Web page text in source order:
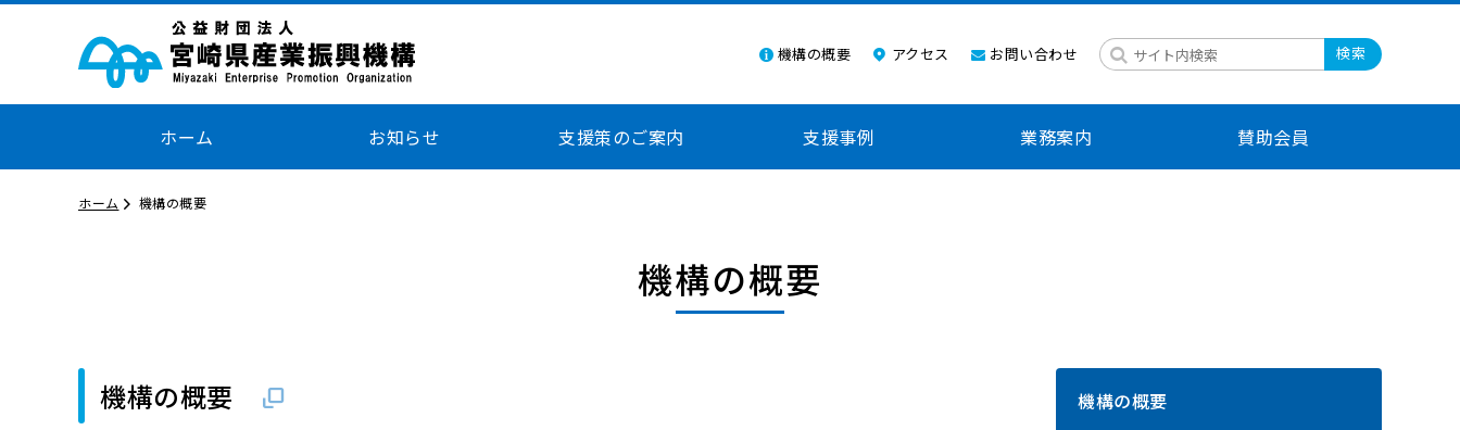
機構の概要 アクセス お問い合わせ 検索
ホーム お知らせ 支援策のご案内 支援事例 業務案内 賛助会員
ホーム 機構の概要
機構の概要
機構の概要 機構の概要